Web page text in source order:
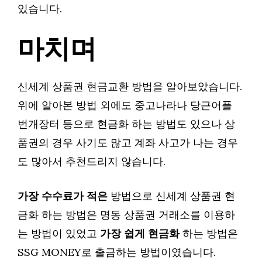
있습니다.
마치며
신세계 상품권 현금교환 방법을 알아보았습니다.
위에 알아본 방법 외에도 중고나라나 당근어플
번개장터 등으로 현금화 하는 방법도 있으나 상
품권의 경우 사기도 많고 계좌 사고가 나는 경우
도 많아서 추천드리지 않습니다.
가장 수수료가 적은 방법으로 신세계 상품권 현
금화 하는 방법은 명동 상품권 거래소를 이용하
는 방법이 있었고 가장 쉽게 현금화하는 방법은
SSG MONEY로 출금하는 방법이였습니다.